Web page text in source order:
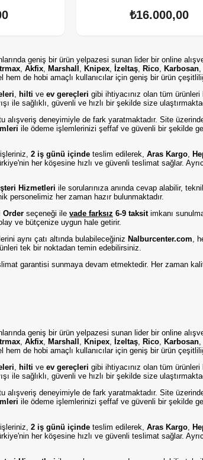
₺16.000,00
geniş bir ürün yelpazesi sunan lider bir online
, Akfix, Marshall , Knipex, İzeltaş, Rico, Karbosan,
de hobi amaçlı kullanıcılar için geniş bir ürün
hilti ve ev gereçleri gibi ihtiyacınız olan tüm ürünleri
ile sağlıklı, güvenli ve hızlı bir şekilde size
alışveriş deneyimiyle de fark yaratmaktadır. Site
ile ödeme işlemlerinizi şeffaf ve güvenli bir şekilde
2 iş günü içinde teslim edilerek, Aras Kargo
her köşesine hızlı ve güvenli teslimat sağlar.
Hizmetleri ile sorularınıza anında cevap alabilir,
personelimiz her zaman hazır bulunmaktadır.
Order seçeneği ile vade farksız 6-9 taksitimkanı
ve bütçenize uygun hale getirir.
aynı çatı altında bulabileceğiniz Nalburcenter.com ,
tek bir noktadan temin edebilirsiniz.
garantisi sunmaya devam etmektedir. Her zaman
geniş bir ürün yelpazesi sunan lider bir online
, Akfix, Marshall , Knipex, İzeltaş, Rico, Karbosan,
de hobi amaçlı kullanıcılar için geniş bir ürün
, hilti ve ev gereçleri gibi ihtiyacınız olan tüm ürünleri
ile sağlıklı, güvenli ve hızlı bir şekilde size
alışveriş deneyimiyle de fark yaratmaktadır. Site
ile ödeme işlemlerinizi şeffaf ve güvenli bir şekilde
2 iş günü içinde teslim edilerek, Aras Kargo
her köşesine hızlı ve güvenli teslimat sağlar.